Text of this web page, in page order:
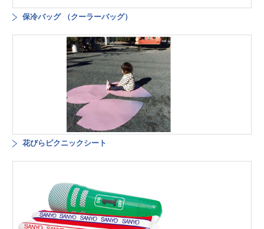
保冷バッグ （クーラーバッグ）
花びらピクニックシート